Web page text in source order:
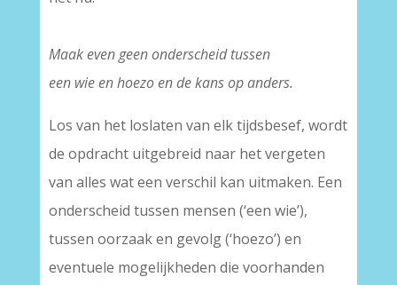
Maak even geen onderscheid tussen
een wie en hoezo en de kans op anders.
Los van het loslaten van elk tijdsbesef, wordt
de opdracht uitgebreid naar het vergeten
van alles wat een verschil kan uitmaken. Een
onderscheid tussen mensen (‘een wie’),
tussen oorzaak en gevolg (‘hoezo’) en
eventuele mogelijkheden die voorhanden